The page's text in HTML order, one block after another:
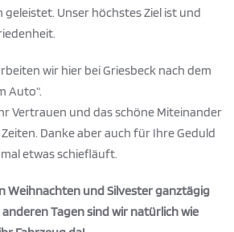
Unser höchstes Ziel ist und
wir hier bei Griesbeck nach dem
Auto“.
Vertrauen und das schöne Miteinander
Danke aber auch für Ihre Geduld
etwas schiefläuft.
Weihnachten und Silvester ganztägig
Tagen sind wir natürlich wie